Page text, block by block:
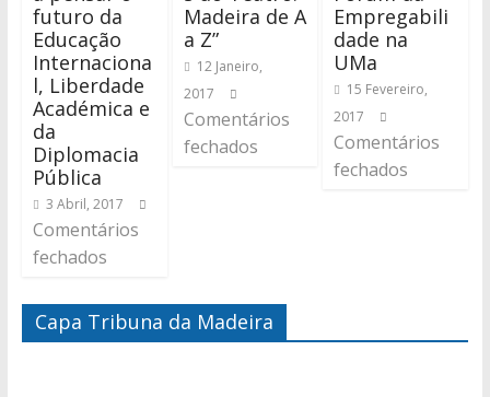
futuro da
Educação
Internaciona
l, Liberdade
Académica e
da
Diplomacia
Pública
3 Abril, 2017
Comentários
fechados
Madeira de A
a Z”
12 Janeiro,
2017
Comentários
fechados
Empregabili
dade na
UMa
15 Fevereiro,
2017
Comentários
fechados
Capa Tribuna da Madeira